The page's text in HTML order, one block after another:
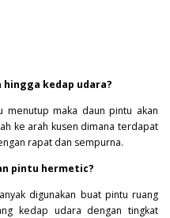
kedap udara?
menutup maka daun pintu akan
ke arah kusen dimana terdapat
rapat dan sempurna.
pintu hermetic?
digunakan buat pintu ruang
kedap udara dengan tingkat